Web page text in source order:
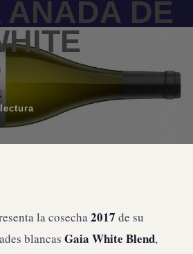
Malbec Bodegas Jujuy
AÑADA DE
la cosecha 2017 de su
blancas Gaia White Blend,